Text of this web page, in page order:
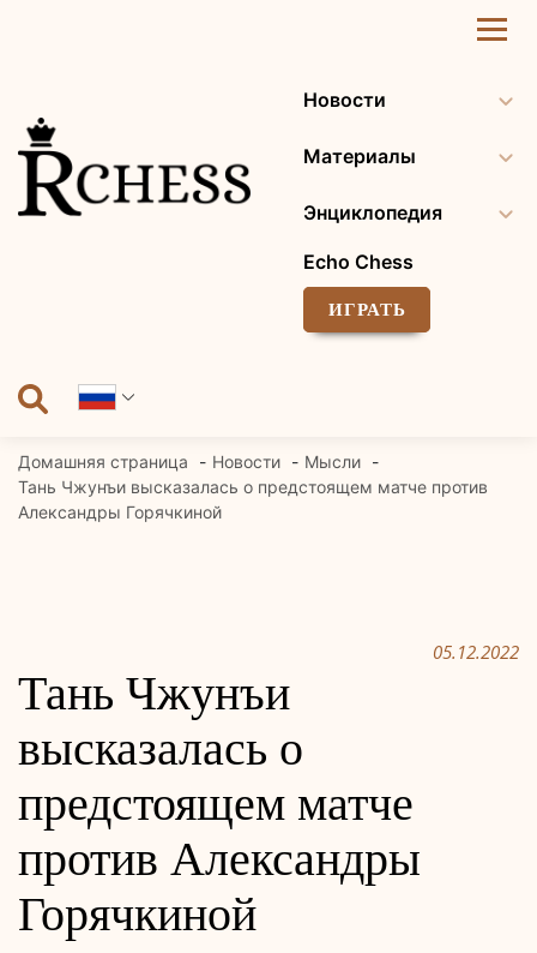
Новости
Материалы
Энциклопедия
Echo Chess
ИГРАТЬ
Домашняя страница Новости
Мысли
Тань Чжунъи высказалась о предстоящем матче против
Александры Горячкиной
05.12.2022
Тань Чжунъи
высказалась о
предстоящем матче
против Александры
Горячкиной